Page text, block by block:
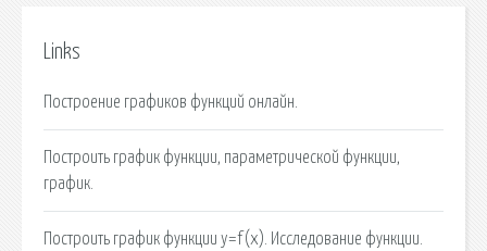
Links
Построение графиков функций онлайн.
Построить график функции, параметрической функции,
график.
Построить график функции y=f(x). Исследование функции.